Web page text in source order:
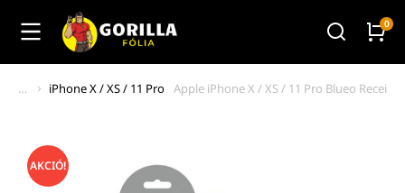
You are here:
iPhone X / XS / 11 Pro Apple iPhone X / XS / 11 Pro Blueo
AKCIÓ!